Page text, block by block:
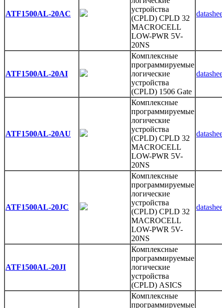
ATF1500AL-20AC
устройства
(CPLD) CPLD 32
MACROCELL
LOW-PWR 5V-
20NS
ATF1500AL-20AI
Комплексные
программируемые
логические
устройства
(CPLD) 1506 Gate
ATF1500AL-20AU
Комплексные
программируемые
логические
устройства
(CPLD) CPLD 32
MACROCELL
LOW-PWR 5V-
20NS
ATF1500AL-20JC
Комплексные
программируемые
логические
устройства
(CPLD) CPLD 32
MACROCELL
LOW-PWR 5V-
20NS
ATF1500AL-20JI
Комплексные
программируемые
логические
устройства
(CPLD) ASICS
Комплексные
программируемые